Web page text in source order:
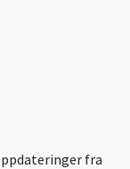
fra